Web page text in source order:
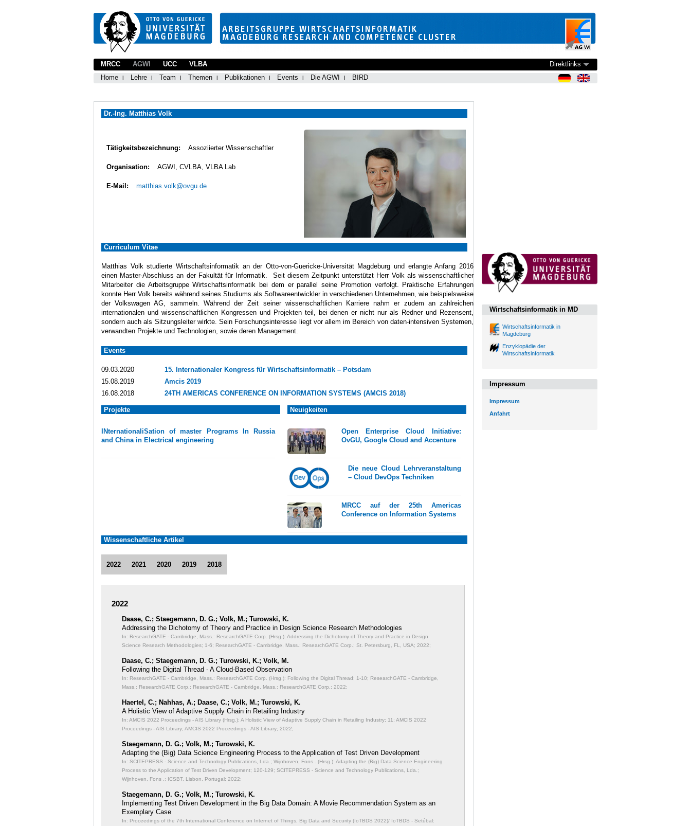
MRCC
AGWI
Home
Lehre Team Themen Publikationen Events Die AGWI BIRD
UCC VLBA Direktlinks
Dr.-Ing. Matthias Volk
Tätigkeitsbezeichnung: Assoziierter Wissenschaftler
Organisation: AGWI, CVLBA, VLBA Lab
E-Mail: matthias.volk@ovgu.de
Curriculum Vitae
Matthias Volk studierte Wirtschaftsinformatik an der Otto-von-Guericke-Universität Magdeburg und erlangte Anfang 2016
einen Master-Abschluss an der Fakultät für Informatik. Seit diesem Zeitpunkt unterstützt Herr Volk als wissenschaftlicher
Mitarbeiter die Arbeitsgruppe Wirtschaftsinformatik bei dem er parallel seine Promotion verfolgt. Praktische Erfahrungen
konnte Herr Volk bereits während seines Studiums als Softwareentwickler in verschiedenen Unternehmen, wie beispielsweise
der Volkswagen AG, sammeln. Während der Zeit seiner wissenschaftlichen Karriere nahm er zudem an zahlreichen
internationalen und wissenschaftlichen Kongressen und Projekten teil, bei denen er nicht nur als Redner und Rezensent,
sondern auch als Sitzungsleiter wirkte. Sein Forschungsinteresse liegt vor allem im Bereich von daten-intensiven Systemen,
verwandten Projekte und Technologien, sowie deren Management.
Events
09.03.2020
15. Internationaler Kongress für Wirtschaftsinformatik – Potsdam
15.08.2019
Amcis 2019
16.08.2018
24TH AMERICAS CONFERENCE ON INFORMATION SYSTEMS (AMCIS 2018)
Projekte
INternationaliSation of master Programs In Russia
and China in Electrical engineering
Neuigkeiten
Open Enterprise Cloud Initiative:
OvGU, Google Cloud and Accenture
Die neue Cloud Lehrveranstaltung
– Cloud DevOps Techniken
MRCC auf der 25th Americas
Conference on Information Systems
Wissenschaftliche Artikel
2022 2021 2020 2019 2018
2022
Daase, C.; Staegemann, D. G.; Volk, M.; Turowski, K.
Addressing the Dichotomy of Theory and Practice in Design Science Research Methodologies
In: ResearchGATE - Cambridge, Mass.: ResearchGATE Corp. (Hrsg.): Addressing the Dichotomy of Theory and Practice in Design
Science Research Methodologies; 1-6; ResearchGATE - Cambridge, Mass.: ResearchGATE Corp.; St. Petersburg, FL, USA; 2022;
Daase, C.; Staegemann, D. G.; Turowski, K.; Volk, M.
Following the Digital Thread - A Cloud-Based Observation
In: ResearchGATE - Cambridge, Mass.: ResearchGATE Corp. (Hrsg.): Following the Digital Thread; 1-10; ResearchGATE - Cambridge,
Mass.: ResearchGATE Corp.; ResearchGATE - Cambridge, Mass.: ResearchGATE Corp.; 2022;
Haertel, C.; Nahhas, A.; Daase, C.; Volk, M.; Turowski, K.
A Holistic View of Adaptive Supply Chain in Retailing Industry
In: AMCIS 2022 Proceedings - AIS Library (Hrsg.): A Holistic View of Adaptive Supply Chain in Retailing Industry; 11; AMCIS 2022
Proceedings - AIS Library; AMCIS 2022 Proceedings - AIS Library; 2022;
Staegemann, D. G.; Volk, M.; Turowski, K.
Adapting the (Big) Data Science Engineering Process to the Application of Test Driven Development
In: SCITEPRESS - Science and Technology Publications, Lda.; Wijnhoven, Fons . (Hrsg.): Adapting the (Big) Data Science Engineering
Process to the Application of Test Driven Development; 120-129; SCITEPRESS - Science and Technology Publications, Lda.;
Wijnhoven, Fons .; ICSBT, Lisbon, Portugal; 2022;
Staegemann, D. G.; Volk, M.; Turowski, K.
Implementing Test Driven Development in the Big Data Domain: A Movie Recommendation System as an
Exemplary Case
In: Proceedings of the 7th International Conference on Internet of Things, Big Data and Security (IoTBDS 2022)/ IoTBDS - Setúbal:
Wirtschaftsinformatik in MD
Wirtschaftsinformatik in
Magdeburg
Enzyklopädie der
Wirtschaftsinformatik
Impressum
Impressum
Anfahrt